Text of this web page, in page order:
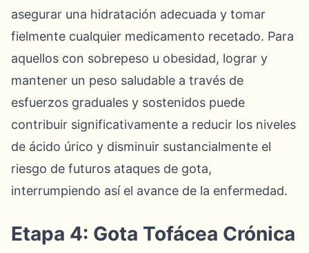
asegurar una hidratación adecuada y tomar
fielmente cualquier medicamento recetado. Para
aquellos con sobrepeso u obesidad, lograr y
mantener un peso saludable a través de
esfuerzos graduales y sostenidos puede
contribuir significativamente a reducir los niveles
de ácido úrico y disminuir sustancialmente el
riesgo de futuros ataques de gota,
interrumpiendo así el avance de la enfermedad.
Etapa 4: Gota Tofácea Crónica